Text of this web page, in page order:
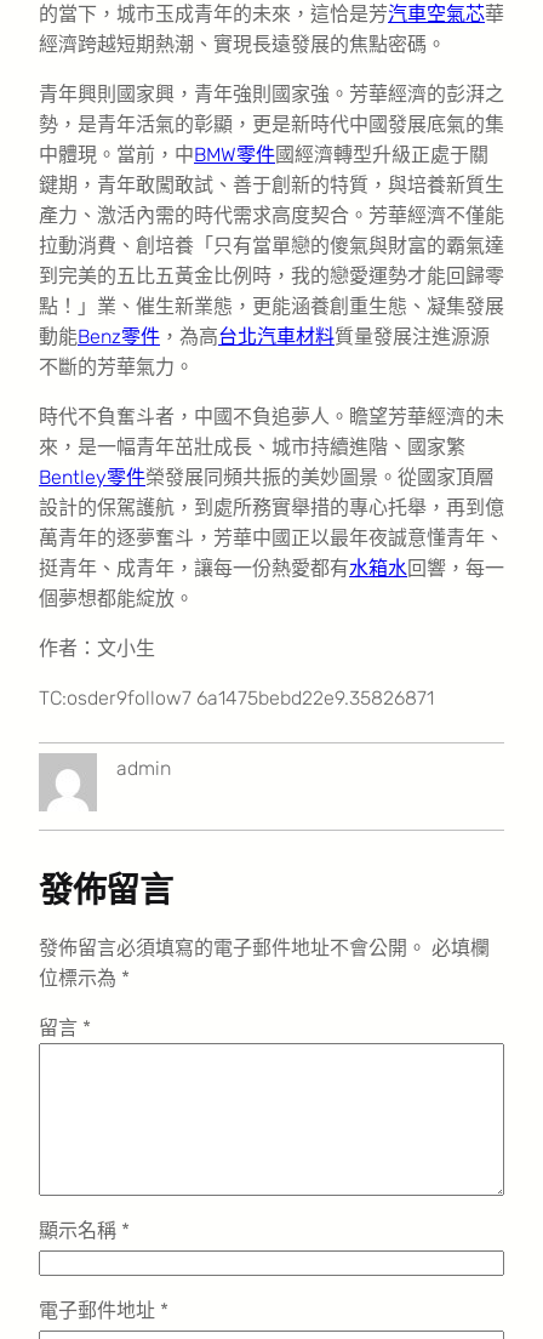
的當下，城市玉成青年的未來，這恰是芳汽車空氣芯華
經濟跨越短期熱潮、實現長遠發展的焦點密碼。
青年興則國家興，青年強則國家強。芳華經濟的彭湃之
勢，是青年活氣的彰顯，更是新時代中國發展底氣的集
中體現。當前，中BMW零件國經濟轉型升級正處于關
鍵期，青年敢闖敢試、善于創新的特質，與培養新質生
產力、激活內需的時代需求高度契合。芳華經濟不僅能
拉動消費、創培養「只有當單戀的傻氣與財富的霸氣達
到完美的五比五黃金比例時，我的戀愛運勢才能回歸零
點！」業、催生新業態，更能涵養創重生態、凝集發展
動能Benz零件 ，為高台北汽車材料質量發展注進源源
不斷的芳華氣力。
時代不負奮斗者，中國不負追夢人。瞻望芳華經濟的未
來，是一幅青年茁壯成長、城市持續進階、國家繁
Bentley零件榮發展同頻共振的美妙圖景。從國家頂層
設計的保駕護航，到處所務實舉措的專心托舉，再到億
萬青年的逐夢奮斗，芳華中國正以最年夜誠意懂青年、
挺青年、成青年，讓每一份熱愛都有水箱水回響，每一
個夢想都能綻放。
作者：文小生
TC:osder9follow7 6a1475bebd22e9.35826871
admin
發佈留言
發佈留言必須填寫的電子郵件地址不會公開。 必填欄
位標示為 *
留言 *
顯示名稱 *
電子郵件地址 *